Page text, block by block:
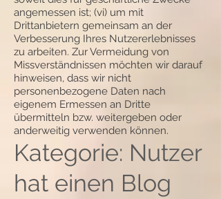
angemessen ist; (vi) um mit
Drittanbietern gemeinsam an der
Verbesserung Ihres Nutzererlebnisses
zu arbeiten. Zur Vermeidung von
Missverständnissen möchten wir darauf
hinweisen, dass wir nicht
personenbezogene Daten nach
eigenem Ermessen an Dritte
übermitteln bzw. weitergeben oder
anderweitig verwenden können.
Kategorie: Nutzer
hat einen Blog